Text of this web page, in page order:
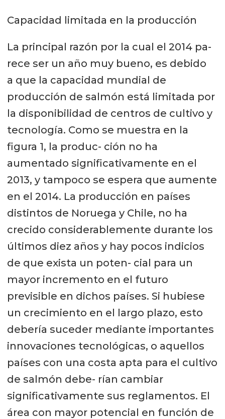
Capacidad limitada en la producción
La principal razón por la cual el 2014 pa-
rece ser un año muy bueno, es debido
a que la capacidad mundial de
producción de salmón está limitada por
la disponibilidad de centros de cultivo y
tecnología. Como se muestra en la
figura 1, la produc- ción no ha
aumentado significativamente en el
2013, y tampoco se espera que aumente
en el 2014. La producción en países
distintos de Noruega y Chile, no ha
crecido considerablemente durante los
últimos diez años y hay pocos indicios
de que exista un poten- cial para un
mayor incremento en el futuro
previsible en dichos países. Si hubiese
un crecimiento en el largo plazo, esto
debería suceder mediante importantes
innovaciones tecnológicas, o aquellos
países con una costa apta para el cultivo
de salmón debe- rían cambiar
significativamente sus reglamentos. El
área con mayor potencial en función de